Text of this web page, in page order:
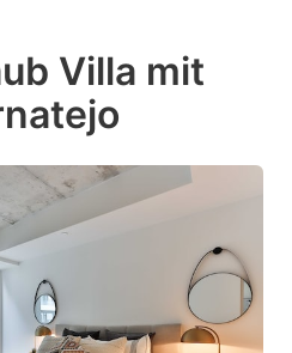
Villa mit